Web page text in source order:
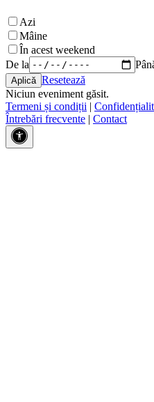
Azi
Mâine
În acest weekend
De la
Resetează
Niciun eveniment găsit.
Termeni și condiții |
Întrebări frecvente | Contact